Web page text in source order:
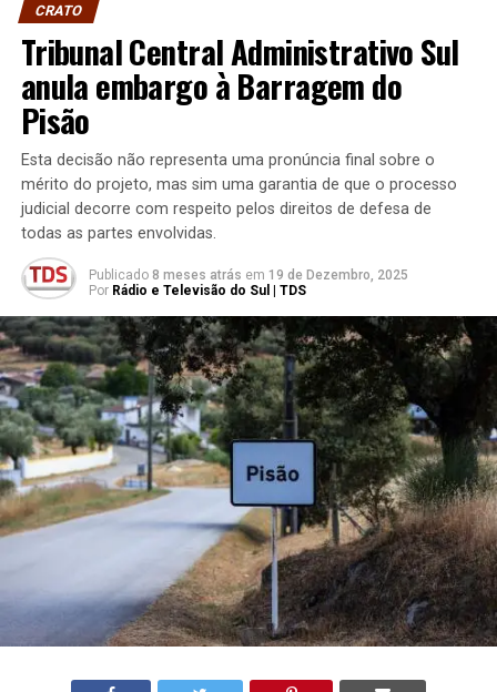
CRATO
Tribunal Central Administrativo Sul
anula embargo à Barragem do
Pisão
Esta decisão não representa uma pronúncia final sobre o
mérito do projeto, mas sim uma garantia de que o processo
judicial decorre com respeito pelos direitos de defesa de
todas as partes envolvidas.
Publicado 8 meses atrás em 19 de Dezembro, 2025
Por Rádio e Televisão do Sul | TDS